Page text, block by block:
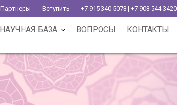
Партнеры Вступить +7 915 340 5073 | +7 903 544 3420
НАУЧНАЯ БАЗА ВОПРОСЫ КОНТАКТЫ